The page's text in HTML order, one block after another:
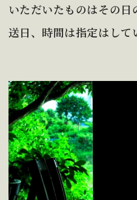
いただいたものはその
送日、時間は指定はして